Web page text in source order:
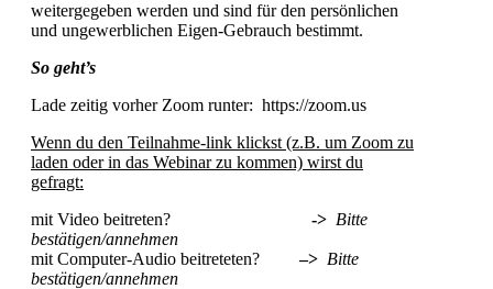
weitergegeben werden und sind für den persönlichen
und ungewerblichen Eigen-Gebrauch bestimmt.
So geht’s
Lade zeitig vorher Zoom runter: https://zoom.us
Wenn du den Teilnahme-link klickst (z.B. um Zoom zu
laden oder in das Webinar zu kommen) wirst du
gefragt:
mit Video beitreten?
-> Bitte
bestätigen/annehmen
mit Computer-Audio beitreteten?
–> Bitte
bestätigen/annehmen